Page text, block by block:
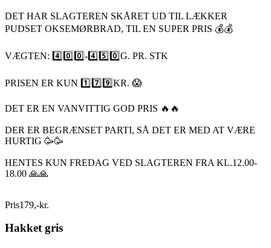
DET HAR SLAGTEREN SKÅRET UD TIL LÆKKER
PUDSET OKSEMØRBRAD, TIL EN SUPER PRIS 💰💰
VÆGTEN: 4️⃣0️⃣0️⃣-4️⃣5️⃣0️⃣G. PR. STK
PRISEN ER KUN 1️⃣7️⃣9️⃣KR. 😱
DET ER EN VANVITTIG GOD PRIS 🔥🔥
DER ER BEGRÆNSET PARTI, SÅ DET ER MED AT VÆRE
HURTIG 🥳🥳
HENTES KUN FREDAG VED SLAGTEREN FRA KL.12.00-
18.00 🙏🙏
Pris179,-kr.
Hakket gris